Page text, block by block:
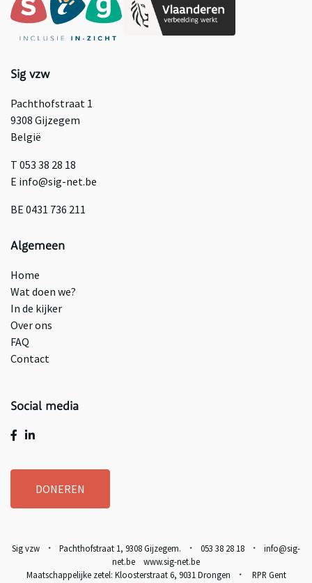
Sig vzw
Pachthofstraat 1
9308 Gijzegem
België
T 053 38 28 18
E info@sig-net.be
BE 0431 736 211
Algemeen
Home
Wat doen we?
In de kijker
Over ons
FAQ
Contact
Social media
DONEREN
Sig vzw * Pachthofstraat 1, 9308 Gijzegem. * 053 38 28 18 *
info@sig-
net.be www.sig-net.be
Maatschappelijke zetel: Kloosterstraat 6, 9031 Drongen
*RPR Gent